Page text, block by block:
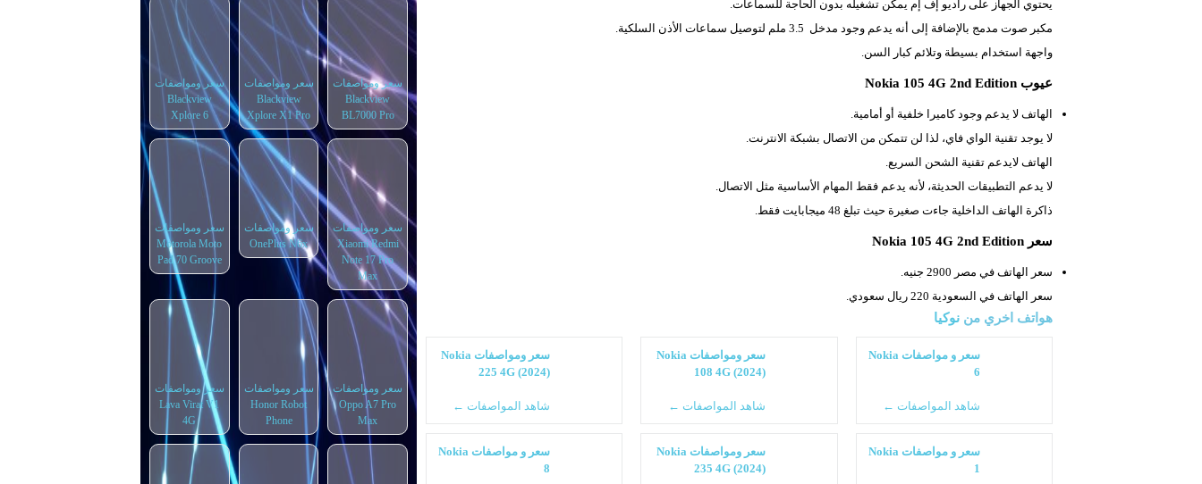
يحتوي الجهاز على راديو إف إم يمكن تشغيله بدون الحاجة للسماعات.
مكبر صوت مدمج بالإضافة إلى أنه يدعم وجود مدخل
واجهة استخدام بسيطة وتلائم كبار السن.
عيوب Nokia 105 4G 2nd Edition
الهاتف لا يدعم وجود كاميرا خلفية أو أمامية.
لا يوجد تقنية الواي فاي، لذا لن تتمكن من الاتصال بشبكة الانترنت.
الهاتف لايدعم تقنية الشحن السريع.
لا يدعم التطبيقات الحديثة، لأنه يدعم فقط المهام الأساسية مثل الاتصال.
ذاكرة الهاتف الداخلية جاءت صغيرة حيث تبلغ 48 ميجابايت فقط.
سعر Nokia 105 4G 2nd Edition
سعر الهاتف في مصر 2900 جنيه.
سعر الهاتف في السعودية 220 ريال سعودي.
هواتف اخري من نوكيا
سعر و مواصفات Nokia
6
شاهد المواصفات ←
سعر ومواصفات Nokia
108 4G (2024)
شاهد المواصفات ←
سعر ومواصفات Nokia
225 4G (2024)
شاهد المواصفات ←
سعر و مواصفات Nokia
1
سعر ومواصفات Nokia
235 4G (2024)
سعر و مواصفات Nokia
8
سعر ومواصفات
Blackview
BL7000 Pro
سعر ومواصفات
Blackview
Xplore X1 Pro
سعر ومواصفات
Blackview
Xplore 6
سعر ومواصفات
Xiaomi Redmi
Note 17 Pro
Max
سعر ومواصفات
OnePlus N6x
سعر ومواصفات
Motorola Moto
Pad 70 Groove
سعر ومواصفات
Oppo A7 Pro
Max
سعر ومواصفات
Honor Robot
Phone
سعر ومواصفات
Lava Virat V1
4G